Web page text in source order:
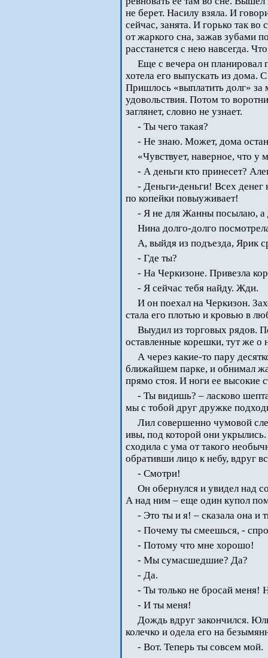
не берет. Насилу взяла. И
сейчас, занята. И горько так
от жаркого сна, зажав зубами
расстанется с нею навсегда.
Еще с вечера он планировал
хотела его выпускать из дома.
Пришлось «выплатить долг» за
удовольствия. Потом то
заглянет, словно не узнает.
- Ты чего такая?
- Не знаю. Может, дома
«Чувствует, наверное, что
- А деньги кто принесет?
- Деньги-деньги! Всех
по копейки повыуживает!
- Я не для Жанны посылаю, а
Нина долго-долго
А, выйдя из подъезда, Ярик
- Где ты?
- На Черкизоне. Привезла
- Я сейчас тебя найду. Жди.
И он поехал на Черкизон.
стала его плотью и кровью в
Выудил из торговых рядов.
оставленные корешки, тут же о
А через какие-то пару
ближайшем парке, и обнимал
прямо стоя. И ноги ее высокие
- Ты видишь? – ласково
мы с тобой друг дружке
Лил совершенно чумовой
ивы, под которой они
сходила с ума от такого
обративши лицо к небу, вдруг
- Смотри!
Он обернулся и увидел над
А над ним – еще один купол
- Это ты и я! – сказала она и
- Почему ты смеешься, -
- Потому что мне хорошо!
- Мы сумасшедшие? Да?
- Да.
- Ты только не бросай меня!
- И ты меня!
Дождь вдруг закончился.
колечко и одела его на
- Вот. Теперь ты совсем мой.